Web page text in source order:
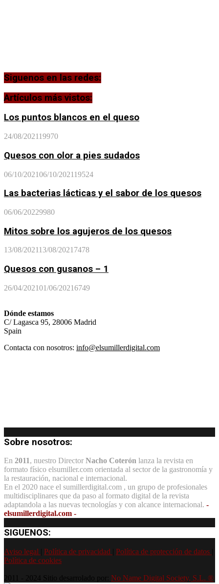
Siguenos en las redes:
Artículos más vistos:
Los puntos blancos en el queso
24/08/202119970
Quesos con olor a pies sudados
06/10/202106/10/202119524
Las bacterias lácticas y el sabor de los quesos
06/06/20229980
Mitos sobre los agujeros de los quesos
13/08/202113/08/20217478
Quesos con gusanos – 1
26/04/202101/06/20216749
Dónde estamos
C/ Lagasca 95, 28006 Madrid
Spain
Contacta con nosotros: info@elsumillerdigital.com
Sobre nosotros:
En 2011, nuestro Director Nacho Coterón lanza la revista en
formato físico elsumiller.com orientada al sector de la gastronomía y
la restauración, nacional e internacional.
En el 2020 nace el sumillerdigital.com , un grupo de profesionales
multidisciplinares que da paso al formato digital de la revista
adaptandola a las nuevas tecnologías y con alcance internacional. -
elsumillerdigital.com -
SIGUENOS:
Aviso legal Política de privacidad Política de protección de datos
Política de cookies
2011 - 2024 Sitio desarrolado por: No Name Digital Society, S.L. ®